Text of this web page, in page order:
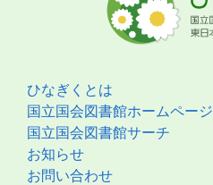
ひなぎくとは
国立国会図書館ホームページ
国立国会図書館サーチ
お知らせ
お問い合わせ